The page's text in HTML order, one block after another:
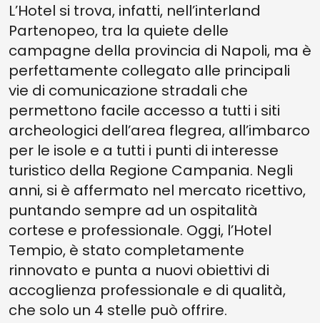
L’Hotel si trova, infatti, nell’interland
Partenopeo, tra la quiete delle
campagne della provincia di Napoli, ma è
perfettamente collegato alle principali
vie di comunicazione stradali che
permettono facile accesso a tutti i siti
archeologici dell’area flegrea, all’imbarco
per le isole e a tutti i punti di interesse
turistico della Regione Campania. Negli
anni, si è affermato nel mercato ricettivo,
puntando sempre ad un ospitalità
cortese e professionale. Oggi, l’Hotel
Tempio, è stato completamente
rinnovato e punta a nuovi obiettivi di
accoglienza professionale e di qualità,
che solo un 4 stelle può offrire.